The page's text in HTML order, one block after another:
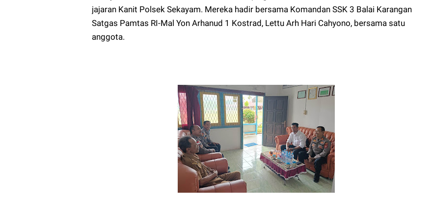
jajaran Kanit Polsek Sekayam. Mereka hadir bersama Komandan SSK 3 Balai Karangan
Satgas Pamtas RI-Mal Yon Arhanud 1 Kostrad, Lettu Arh Hari Cahyono, bersama satu
anggota.